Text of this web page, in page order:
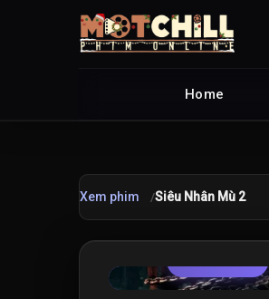
Home
Xem phim Siêu Nhân Mù 2
8.2/10